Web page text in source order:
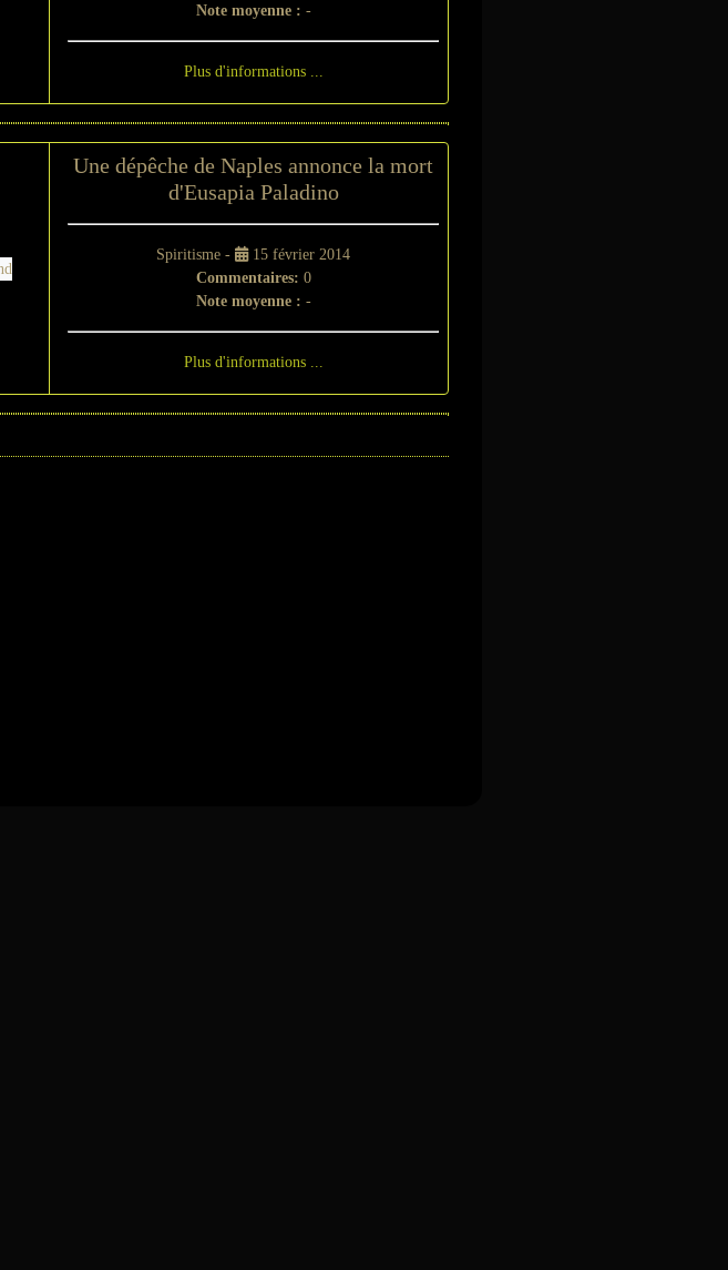
Note moyenne : -
Plus d'informations ...
Une dépêche de Naples annonce la mort
d'Eusapia Paladino
Spiritisme -
15 février 2014
Commentaires: 0
Note moyenne : -
Plus d'informations ...